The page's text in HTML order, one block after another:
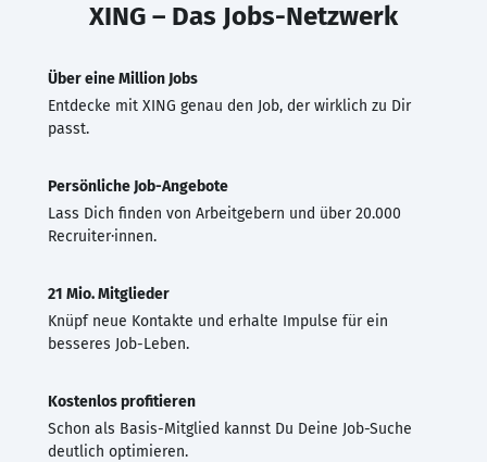
XING – Das Jobs-Netzwerk
Über eine Million Jobs
Entdecke mit XING genau den Job, der wirklich zu Dir
passt.
Persönliche Job-Angebote
Lass Dich finden von Arbeitgebern und über 20.000
Recruiter·innen.
21 Mio. Mitglieder
Knüpf neue Kontakte und erhalte Impulse für ein
besseres Job-Leben.
Kostenlos profitieren
Schon als Basis-Mitglied kannst Du Deine Job-Suche
deutlich optimieren.